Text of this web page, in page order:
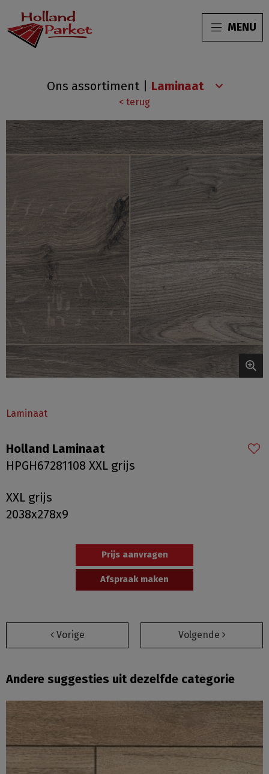
MENU
HPGH67281108
Ons assortiment
< terug
Laminaat
Holland Laminaat
HPGH67281108 XXL grijs
XXL grijs
2038x278x9
Prijs aanvragen
Afspraak maken
Vorige Volgende
Andere suggesties uit dezelfde categorie